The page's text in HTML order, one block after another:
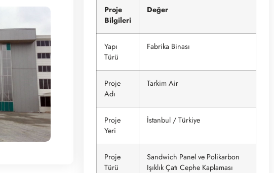
Proje
Bilgileri
Değer
Yapı
Türü
Fabrika Binası
Proje
Adı
Tarkim Air
Proje
Yeri
İstanbul / Türkiye
Proje
Türü
Sandwich Panel ve Polikarbon
Işıklık Çatı Cephe Kaplaması